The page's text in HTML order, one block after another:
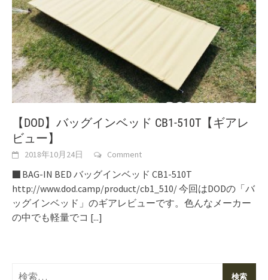
【DOD】バッグインベッド CB1-510T【ギアレ
ビュー】
2018年10月24日 Comment
■ BAG-IN BED バッグインベッド CB1-510T
http://www.dod.camp/product/cb1_510/ 今回はDODの「バ
ッグインベッド」のギアレビューです。色んなメーカー
の中でも軽量でコ [...]
検